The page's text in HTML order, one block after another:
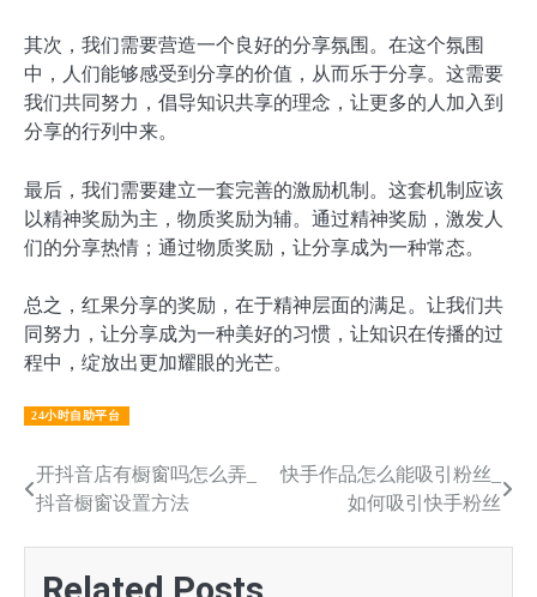
其次，我们需要营造一个良好的分享氛围。在这个氛围
中，人们能够感受到分享的价值，从而乐于分享。这需要
我们共同努力，倡导知识共享的理念，让更多的人加入到
分享的行列中来。
最后，我们需要建立一套完善的激励机制。这套机制应该
以精神奖励为主，物质奖励为辅。通过精神奖励，激发人
们的分享热情；通过物质奖励，让分享成为一种常态。
总之，红果分享的奖励，在于精神层面的满足。让我们共
同努力，让分享成为一种美好的习惯，让知识在传播的过
程中，绽放出更加耀眼的光芒。
24小时自助平台
文开抖音店有橱窗吗怎么弄_
抖音橱窗设置方法
快手作品怎么能吸引粉丝_
如何吸引快手粉丝